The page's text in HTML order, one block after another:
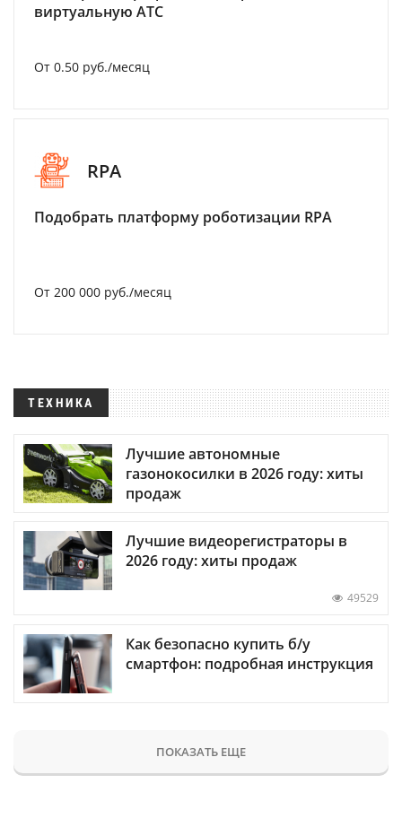
виртуальную АТС
От 0.50 руб./месяц
RPA
Подобрать платформу роботизации RPA
От 200 000 руб./месяц
ТЕХНИКА
Лучшие автономные
газонокосилки в 2026 году: хиты
продаж
Лучшие видеорегистраторы в
2026 году: хиты продаж
49529
Как безопасно купить б/у
смартфон: подробная инструкция
ПОКАЗАТЬ ЕЩЕ